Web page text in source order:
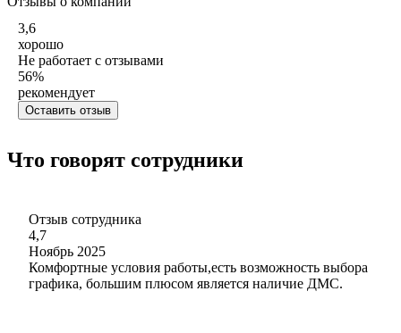
3,6
хорошо
Не работает с отзывами
56%
рекомендует
Оставить отзыв
Что говорят сотрудники
Отзыв сотрудника
4,7
Ноябрь 2025
Комфортные условия работы,есть возможность выбора
графика, большим плюсом является наличие ДМС.